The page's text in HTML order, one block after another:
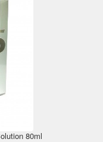
80ml